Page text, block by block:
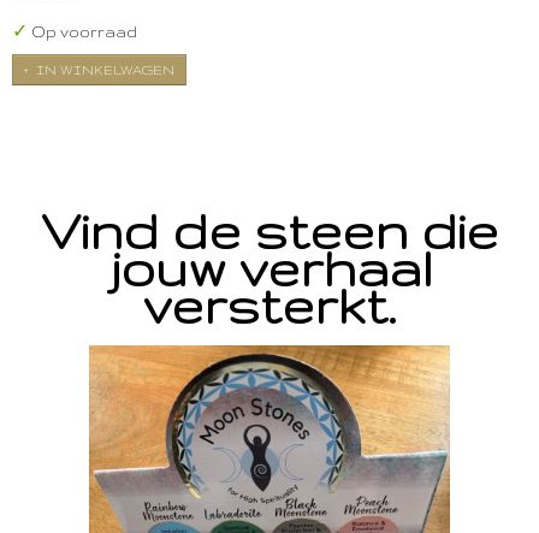
✓ Op voorraad
IN WINKELWAGEN
Vind de steen die
jouw verhaal
versterkt.